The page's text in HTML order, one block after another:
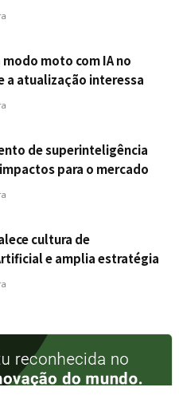
modo moto com IA no
a atualização interessa
de superinteligência
para o mercado
cultura de
e amplia estratégia